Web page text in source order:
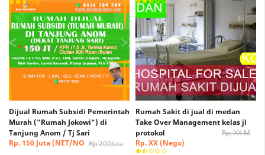
Dijual Rumah Subsidi Pemerintah
Murah ("Rumah Jokowi") di
Tanjung Anom / Tj Sari
Rp 200Juta
Rp. 150 Juta (NET/NO
Rumah Sakit di jual di medan
Take Over Management kelas jl
protokol
Rp. XX M
Rp. XX (Nego)